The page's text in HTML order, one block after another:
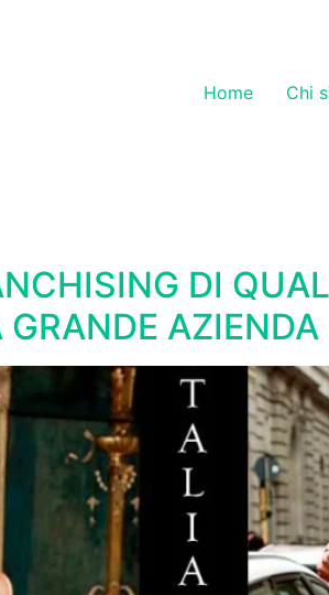
Home
Chi
DI
AZIENDA